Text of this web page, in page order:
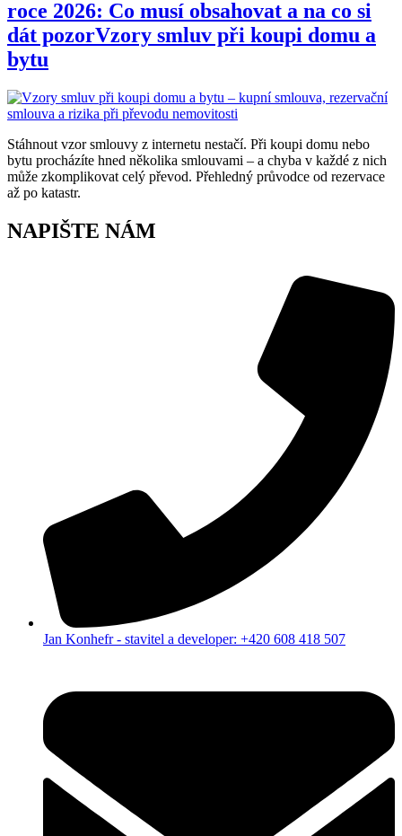
roce 2026: Co musí obsahovat a na co si
dát pozorVzory smluv při koupi domu a
bytu
Stáhnout vzor smlouvy z internetu nestačí. Při koupi domu nebo
bytu procházíte hned několika smlouvami – a chyba v každé z nich
může zkomplikovat celý převod. Přehledný průvodce od rezervace
až po katastr.
NAPIŠTE NÁM
Jan Konhefr - stavitel a developer: +420 608 418 507